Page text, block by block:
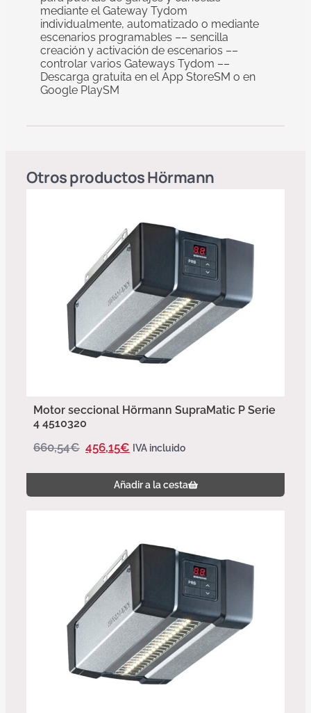
mediante el Gateway Tydom
individualmente, automatizado o mediante
escenarios programables –– sencilla
creación y activación de escenarios ––
controlar varios Gateways Tydom ––
Descarga gratuita en el App StoreSM o en
Google PlaySM
Otros productosHörmann
Motor seccional Hörmann SupraMatic P Serie
4 4510320
660,54€ 456,15€ IVA incluido
Añadir a la cesta